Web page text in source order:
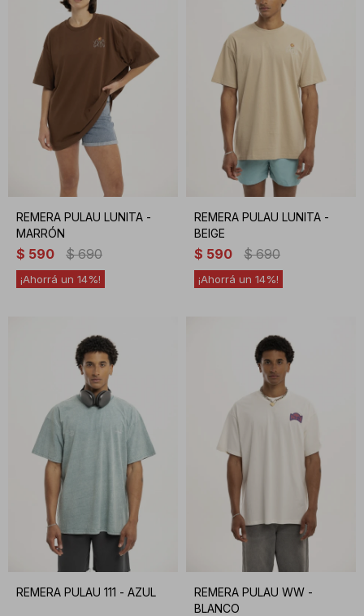
REMERA PULAU LUNITA -
MARRÓN
$ 590 $ 690
14
REMERA PULAU LUNITA -
BEIGE
$ 590 $ 690
14
REMERA PULAU 111 - AZUL
REMERA PULAU WW -
BLANCO